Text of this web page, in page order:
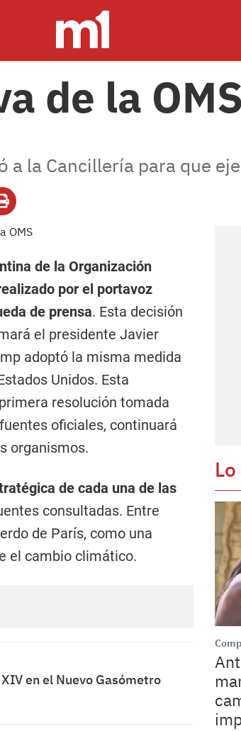
de la
la Cancillería para que
de la Organización
por el portavoz
de prensa. Esta decisión
el presidente Javier
adoptó la misma medida
Unidos. Esta
resolución tomada
oficiales, continuará
organismos.
de cada una de las
consultadas. Entre
de París, como una
el cambio climático.
en el Nuevo Gasómetro